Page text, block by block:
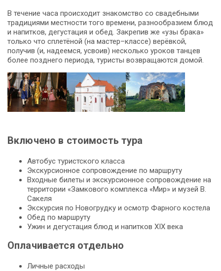
В течение часа происходит знакомство со свадебными
традициями местности того времени, разнообразием блюд
и напитков, дегустация и обед. Закрепив же «узы брака»
только что сплетёной (на мастер–классе) верёвкой,
получив (и, надеемся, усвоив) несколько уроков танцев
более позднего периода, туристы возвращаются домой.
Включено в стоимость тура
Автобус туристского класса
Экскурсионное сопровождение по маршруту
Входные билеты и экскурсионное сопровождение на
территории «Замкового комплекса «Мир» и музей В.
Сакеля
Экскурсия по Новогрудку и осмотр Фарного костела
Обед по маршруту
Ужин и дегустация блюд и напитков XIX века
Оплачивается отдельно
Личные расходы